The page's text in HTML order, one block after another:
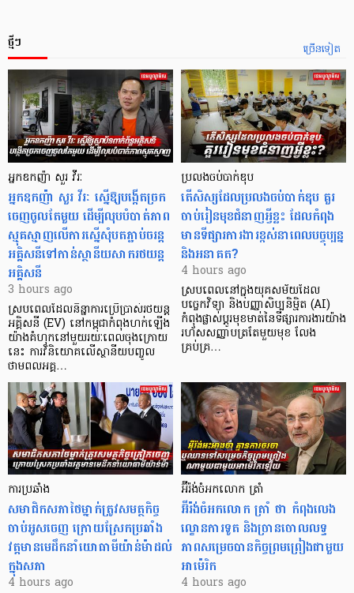
ច្រើនទៀត
ថ្មីៗ
អ្នកឧកញ៉ា សួរ វីរៈ
អ្នកឧកញ៉ា សួរ វីរៈ ស្នើឱ្យបង្កើតច្រក
ចេញចូលតែមួយ ដើម្បីលុបបំបាត់ភាព
ស្មុគស្មាញលើការស្នើសុំបតភ្ជាប់ចរន្ត
អគ្គិសនីទៅកាន់ស្ថានីយសាករថយន្ត
អគ្គិសនី
3 hours ago
ស្របពេលដែលនិន្នាការប្រើប្រាស់រថយន្ត
អគ្គិសនី (EV) នៅកម្ពុជាកំពុងហក់ឡើង
យ៉ាងគំហុកនៅមួយរយៈពេលចុងក្រោយ
នេះ ការវិនិយោគលើស្ថានីយបញ្ចូល
ថាមពលអគ្គ…
ប្រលងចប់បាក់ឌុប
តើសិស្សដែលប្រលងចប់បាក់ឌុប គួរ
ចាប់រៀនមុខជំនាញអ្វីខ្លះ ដែលកំពុង
មានទីផ្សារការងារខ្ពស់នាពេលបច្ចុប្បន្ន
និងអនាគត?
4 hours ago
ស្របពេលនៅក្នុងយុគសម័យដែល
បច្ចេកវិទ្យា និងបញ្ញាសិប្បនិម្មិត (AI)
កំពុងផ្លាស់ប្តូរមុខមាត់នៃទីផ្សារការងារយ៉ាង
រហ័សសញ្ញាបត្រតែមួយមុខ លែង
គ្រប់គ្រ…
ការប្រឆាំង
សមាជិកសភាថៃម្នាក់ត្រូវសមត្ថកិច្ច
ចាប់អូសចេញ ក្រោយស្រែកប្រឆាំង
វត្តមានមេដឹកនាំយោធាមីយ៉ាន់ម៉ាដល់
ក្នុងសភា
4 hours ago
អ៊ីរ៉ង់ចំអកលោក ត្រាំ
អ៊ីរ៉ង់ចំអកលោក ត្រាំ ថា កំពុងលេង
ល្ខោនការទូត និងច្រានចោលលទ្ធ
ភាពសម្រេចបានកិច្ចព្រមព្រៀងជាមួយ
អាម៉េរិក
4 hours ago